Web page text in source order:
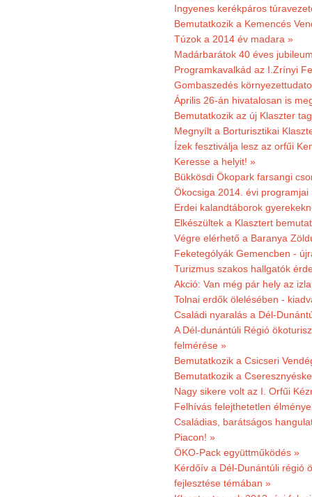
Ingyenes kerékpáros
Bemutatkozik a Kemencés
Túzok a 2014 év madara »
Madárbarátok 40 éves
Programkavalkád az I.Zrínyi
Gombaszedés
Április 26-án hivatalosan is
Bemutatkozik az új Klaszter
Megnyílt a Borturisztikai
Ízek fesztiválja lesz az orfűi
Keresse a helyit! »
Bükkösdi Ökopark farsangi
Ökocsiga 2014. évi programjai
Erdei kalandtáborok
Elkészültek a Klasztert
Végre elérhető a Baranya
Feketególyák Gemencben -
Turizmus szakos hallgatók
Akció: Van még pár hely az
Tolnai erdők ölelésében -
Családi nyaralás a Dél-
A Dél-dunántúli Régió
felmérése »
Bemutatkozik a Csicseri
Bemutatkozik a
Nagy sikere volt az I. Orfűi
Felhívás felejthetetlen
Családias, barátságos
Piacon! »
ÖKO-Pack együttműködés »
Kérdőív a Dél-Dunántúli régió
fejlesztése témában »